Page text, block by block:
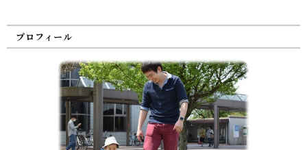
プロフィール